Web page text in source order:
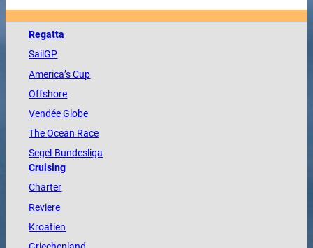
Regatta
SailGP
America’s Cup
Offshore
VendéeGlobe
TheOcean Race
Segel-Bundesliga
Cruising
Charter
Reviere
Kroatien